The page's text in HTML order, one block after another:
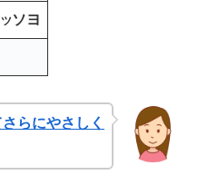
ツソヨ
らにやさしく